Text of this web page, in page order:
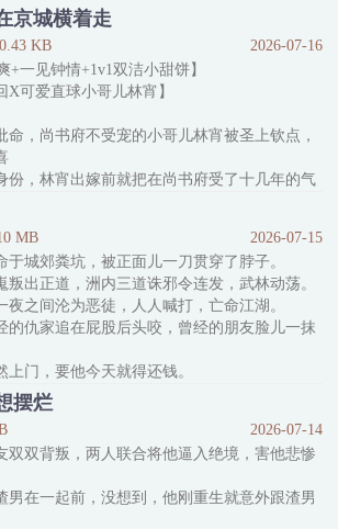
么体验。
不给其他人活路。
成了大事。后因为突出政绩，不断高迁，成为
的好感度也刷爆了。
京城横着走
KB
2026-07-16
+一见钟情+1v1双洁小甜饼】
X可爱直球小哥儿林宵】
命，尚书府不受宠的小哥儿林宵被圣上钦点，
份，林宵出嫁前就把在尚书府受了十几年的气
都不会让自己受
，只要敢来挑衅他，他就让他们知道什么叫有
炸毛小猫
秒变可怜小猫，可怜巴巴望着自家王爷
恩人呀，只是教训一
MB
2026-07-15
于城郊粪坑，被正面儿一刀贯穿了脖子。
叛出正道，洲内三道诛邪令连发，武林动荡。
夜之间沦为恶徒，人人喊打，亡命江湖。
的仇家追在屁股后头咬，曾经的朋友脸儿一抹
门，要他今天就得还钱。
有！
钱还不上，还可以用人来抵。”
“成交。”
眼。
一把长刀威震武林，被正道九星
摆烂
2026-07-14
双双背叛，两人联合将他逼入绝境，害他悲惨
男在一起前，没想到，他刚重生就意外跟渣男